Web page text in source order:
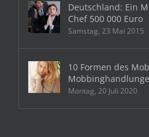
Deutschland: Ein
Chef 500 000 Euro
Samstag, 23 Mai 2015
10 Formen des
Montag, 20 Juli 2020